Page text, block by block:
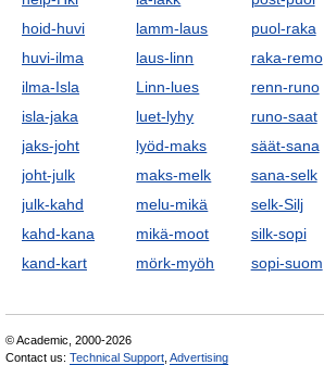
hoid-huvi
huvi-ilma
ilma-Isla
isla-jaka
jaks-joht
joht-julk
julk-kahd
kahd-kana
kand-kart
lamm-laus
laus-linn
Linn-lues
luet-lyhy
lyöd-maks
maks-melk
melu-mikä
mikä-moot
mörk-myöh
puol-raka
raka-remo
renn-runo
runo-saat
säät-sana
sana-selk
selk-Silj
silk-sopi
sopi-suom
© Academic, 2000-2026
Contact us: Technical Support Advertising